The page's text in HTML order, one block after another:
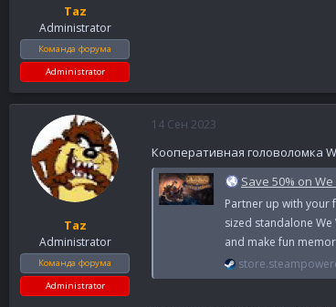
Taz
Administrator
Команда форума
Administrator
Taz
Administrator
Команда форума
Administrator
14 Сен 2023
Кооперативная головоломка
Save 50% on
Partner up with your
sized standalone
and make fun